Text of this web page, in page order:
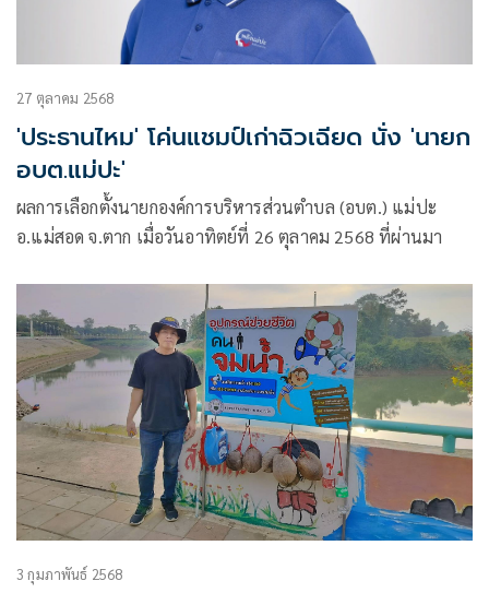
27 ตุลาคม 2568
'ประธานไหม' โค่นแชมป์เก่าฉิวเฉียด นั่ง 'นายก
อบต.แม่ปะ'
ผลการเลือกตั้งนายกองค์การบริหารส่วนตำบล (อบต.) แม่ปะ
อ.แม่สอด จ.ตาก เมื่อวันอาทิตย์ที่ 26 ตุลาคม 2568 ที่ผ่านมา
3 กุมภาพันธ์ 2568